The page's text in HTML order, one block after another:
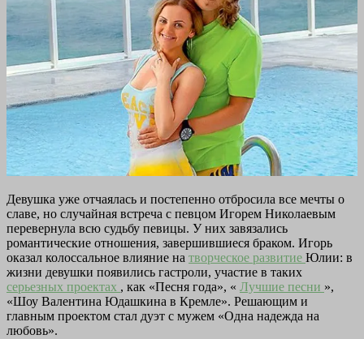
Девушка уже отчаялась и постепенно отбросила все мечты о
славе, но случайная встреча с певцом Игорем Николаевым
перевернула всю судьбу певицы. У них завязались
романтические отношения, завершившиеся браком. Игорь
оказал колоссальное влияние на творческое развитие Юлии: в
жизни девушки появились гастроли, участие в таких
серьезных проектах , как «Песня года», « Лучшие песни »,
«Шоу Валентина Юдашкина в Кремле». Решающим и
главным проектом стал дуэт с мужем «Одна надежда на
любовь».